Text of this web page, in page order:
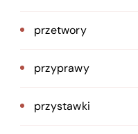
przetwory
przyprawy
przystawki